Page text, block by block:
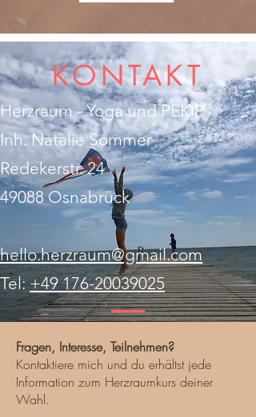
KONTAKT
Herzraum - Yoga und PEKiP
Inh. Natalie Sommer
Redekerstr. 24
49088 Osnabrück
hello.herzraum@gmail.com
Tel:+49 176-20039025
Fragen, Interesse, Teilnehmen?
Kontaktiere mich und du erhältst jede
Information zum Herzraumkurs deiner
Wahl.